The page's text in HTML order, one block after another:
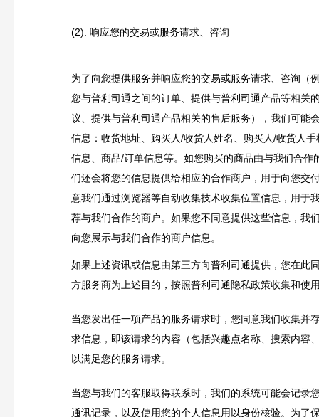
(2). 响应您的交易或服务请求、咨询
为了向您提供服务并响应您的交易或服务请求、咨询（
您与普利司通之间的订单、提供与普利司通产品等相关
议、提供与普利司通产品相关的售后服务），我们可能
信息：收货地址、购买人/收货人姓名、购买人/收货人手
信息、商品/订单信息等。如您购买的商品由与我们合作
们还会将您的信息提供给相应的合作商户，用于向您交
意我们通过浏览器等自动收集技术收集位置信息，用于
荐与我们合作的商户。如果您不同意提供这些信息，我
向您展示与我们合作的商户信息。
如果上述资讯或信息由第三方向普利司通提供，您在此
方服务商为上述目的，按照普利司通隐私政策收集和使
当您发出任一项产品的服务请求时，您同意我们收集并
求信息，即该请求的内容（包括兴趣点名称、搜索内容
以满足您的服务请求。
当您与我们的客服取得联系时，我们的系统可能会记录
通讯记录，以及使用您的个人信息用以身份核验。为了